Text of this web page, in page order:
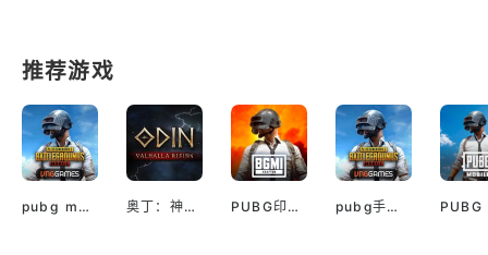
推荐游戏
pubg mobile最新版本 奥丁：神判（国际服） PUBG印服手机安卓版 pubg手游越南服最新版